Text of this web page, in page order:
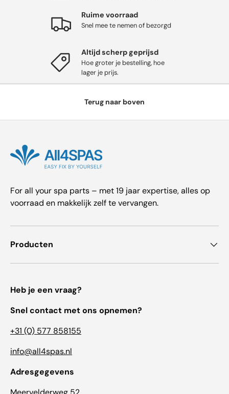
Ruime voorraad
Snel mee te nemen of bezorgd
Altijd scherp geprijsd
Hoe groter je bestelling, hoe
lager je prijs.
Terug naar boven
For all your spa parts – met 19 jaar expertise, alles op
voorraad en makkelijk zelf te vervangen.
Producten
Heb je een vraag?
Snel contact met ons opnemen?
+31 (0) 577 858155
info@all4spas.nl
Adresgegevens